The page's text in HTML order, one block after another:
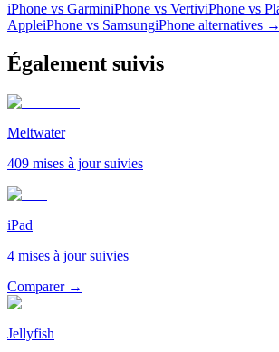
iPhone vs GarminiPhone vs VertiviPhone vs
AppleiPhone vs SamsungiPhone alternatives →
Également suivis
Meltwater
409 mises à jour suivies
iPad
4 mises à jour suivies
Comparer →
Jellyfish